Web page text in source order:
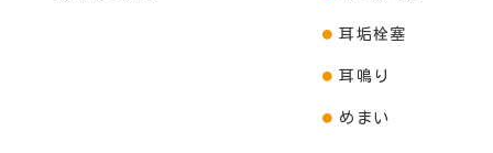
耳垢栓塞
耳鳴り
めまい